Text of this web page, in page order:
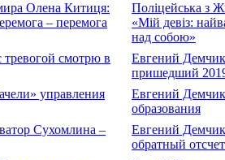
Поліцейська з
«Мій девіз:
над собою»
Евгений
пришедший
Евгений
образования
Евгений
обратный отсчет